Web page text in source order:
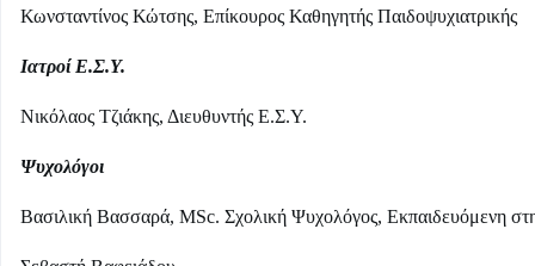
Κωνσταντίνος Κώτσης, Επίκουρος Καθηγητής Παιδοψυχιατρικής
Ιατροί Ε.Σ.Υ.
Νικόλαος Τζιάκης, Διευθυντής Ε.Σ.Υ.
Ψυχολόγοι
Βασιλική Βασσαρά, MSc. Σχολική Ψυχολόγος, Εκπαιδευόμενη